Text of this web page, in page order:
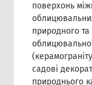
поверхонь
природного
садові
природнього